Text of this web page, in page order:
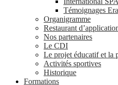
Témoignages
Organigramme
Restaurant
Nos partenaires
Le CDI
Le projet éducatif et la
Activités sportives
Historique
Formations